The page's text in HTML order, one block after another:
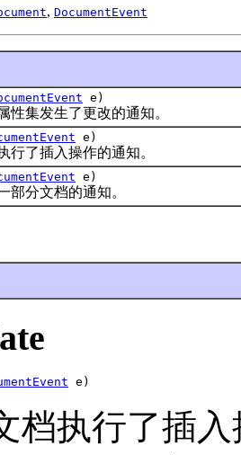
, DocumentEvent
e)
集发生了更改的通知。
e)
了插入操作的通知。
e)
分文档的通知。
e)
档执行了插入